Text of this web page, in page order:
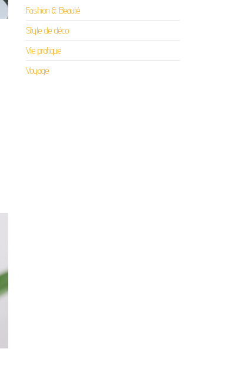
Fashion & Beauté
Style de déco
Vie pratique
Voyage